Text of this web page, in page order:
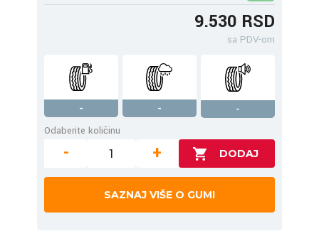
9.530 RSD
sa PDV-om
- -
-
Odaberite količinu
- +
SAZNAJ VIŠE O GUMI